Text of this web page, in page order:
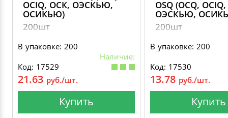
OCIQ, ОСК, ОЭСКЬЮ,
ОСИКЬЮ)
200шт
В упаковке: 200
Наличие:
Код: 17529
21.63 руб./шт.
Купить
OSQ (OCQ,
ОЭСКЬЮ,
200шт
В упаковке: 200
Код: 17530
13.78 руб./шт.
Купить